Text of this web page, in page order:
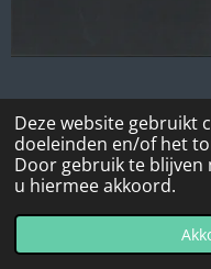
Deze website gebruikt
doeleinden en/of het
Door gebruik te blijven
u hiermee akkoord.